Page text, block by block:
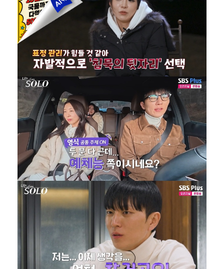
'1라운드 115위' 김민별, 2라운드 7타 줄이며 7…